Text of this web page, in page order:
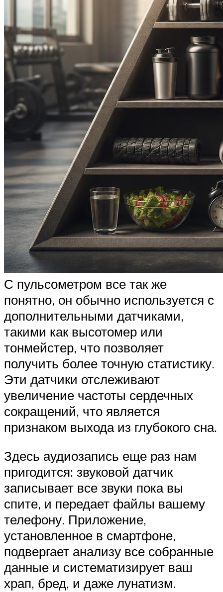
С пульсометром все так же
понятно, он обычно используется с
дополнительными датчиками,
такими как высотомер или
тонмейстер, что позволяет
получить более точную статистику.
Эти датчики отслеживают
увеличение частоты сердечных
сокращений, что является
признаком выхода из глубокого сна.
Здесь аудиозапись еще раз нам
пригодится: звуковой датчик
записывает все звуки пока вы
спите, и передает файлы вашему
телефону. Приложение,
установленное в смартфоне,
подвергает анализу все собранные
данные и систематизирует ваш
храп, бред, и даже лунатизм.